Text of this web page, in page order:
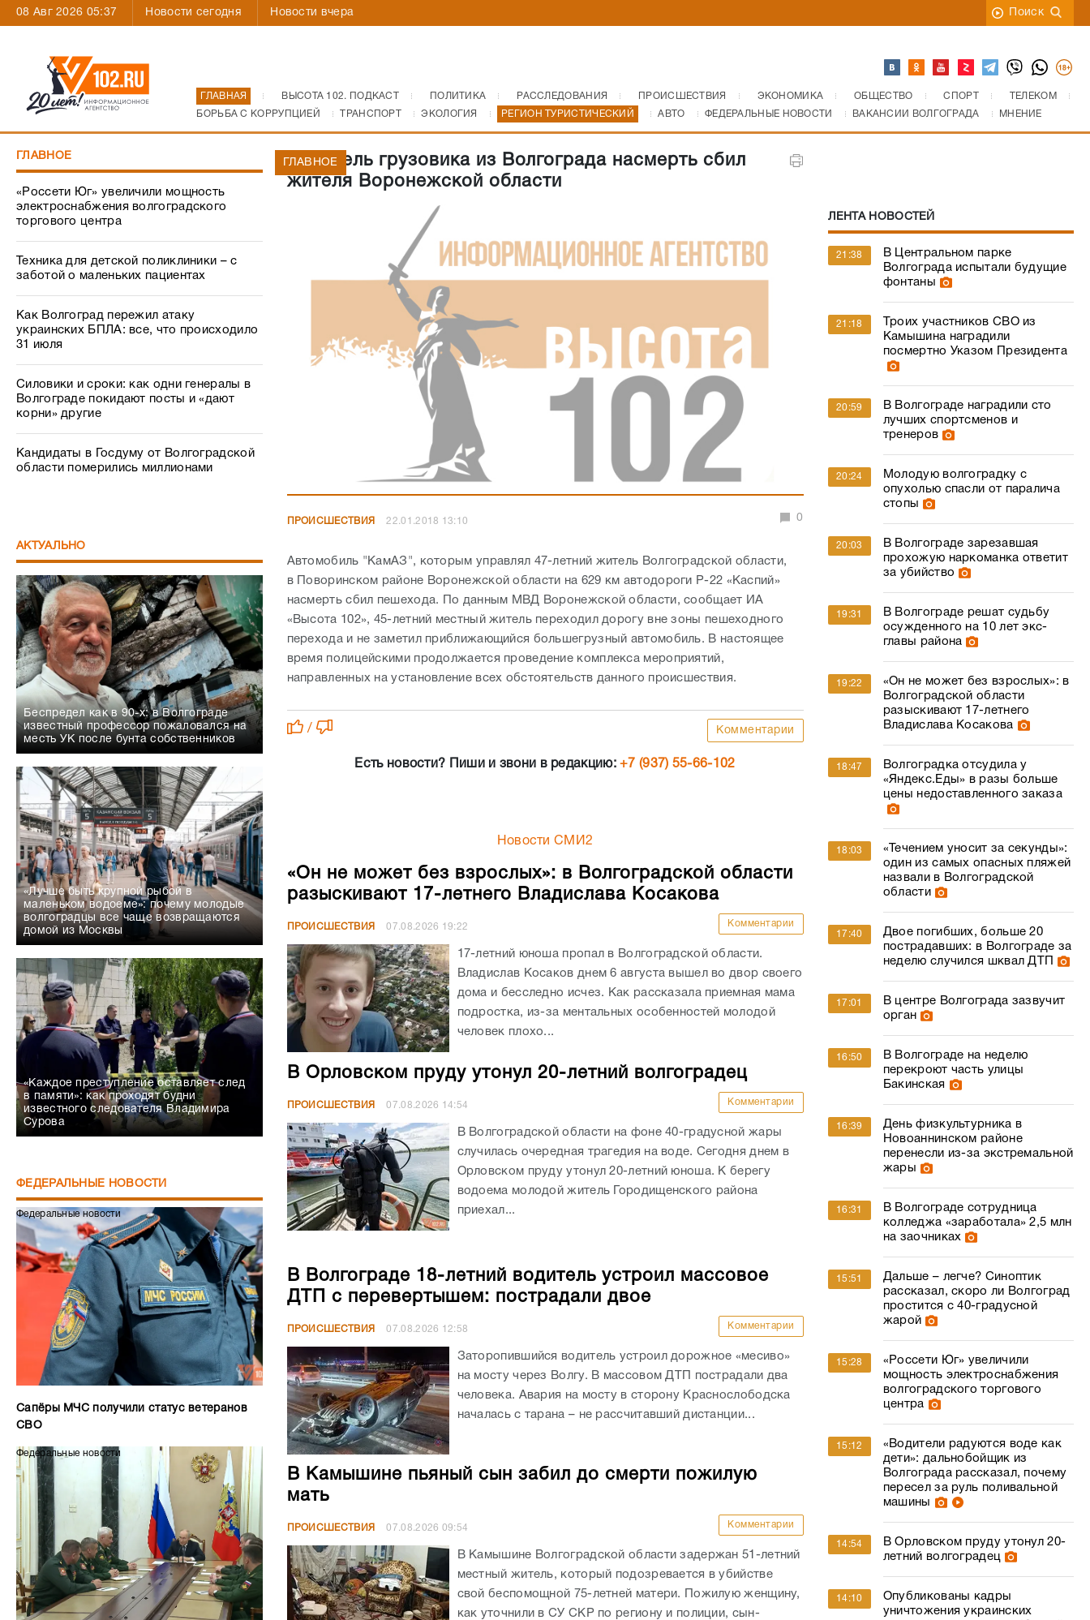
08 Авг 2026 05:37 Новости сегодня Новости вчера Поиск
ГЛАВНАЯ ВЫСОТА 102. ПОДКАСТ ПОЛИТИКА РАССЛЕДОВАНИЯ ПРОИСШЕСТВИЯ ЭКОНОМИКА ОБЩЕСТВО СПОРТ
ТЕЛЕКОМ
БОРЬБА С КОРРУПЦИЕЙ
ТРАНСПОРТ ЭКОЛОГИЯ РЕГИОН ТУРИСТИЧЕСКИЙ АВТО ФЕДЕРАЛЬНЫЕ НОВОСТИ ВАКАНСИИ ВОЛГОГРАДА МНЕНИЕ
ГЛАВНОЕ
«Россети Юг» увеличили мощность
электроснабжения волгоградского
торгового центра
Техника для детской поликлиники – с
заботой о маленьких пациентах
Как Волгоград пережил атаку
украинских БПЛА: все, что происходило
31 июля
Силовики и сроки: как одни генералы в
Волгограде покидают посты и «дают
корни» другие
Кандидаты в Госдуму от Волгоградской
области померились миллионами
АКТУАЛЬНО
Беспредел как в 90-х: в Волгограде
известный профессор пожаловался на
месть УК после бунта собственников
«Лучше быть крупной рыбой в
маленьком водоеме»: почему молодые
волгоградцы все чаще возвращаются
домой из Москвы
«Каждое преступление оставляет след
в памяти»: как проходят будни
известного следователя Владимира
Сурова
ФЕДЕРАЛЬНЫЕ НОВОСТИ
Федеральные новости
Сапёры МЧС получили статус ветеранов
СВО
Федеральные новости
Водитель грузовика из Волгограда насмерть сбил
жителя Воронежской области
ГЛАВНОЕ
ПРОИСШЕСТВИЯ 22.01.2018 13:10 0
Автомобиль "КамАЗ", которым управлял 47-летний житель Волгоградской области,
в Поворинском районе Воронежской области на 629 км автодороги Р-22 «Каспий»
насмерть сбил пешехода. По данным МВД Воронежской области, сообщает ИА
«Высота 102», 45-летний местный житель переходил дорогу вне зоны пешеходного
перехода и не заметил приближающийся большегрузный автомобиль. В настоящее
время полицейскими продолжается проведение комплекса мероприятий,
направленных на установление всех обстоятельств данного происшествия.
/ Комментарии
Есть новости? Пиши и звони в редакцию:+7 (937) 55-66-102
Новости СМИ2
«Он не может без взрослых»: в Волгоградской области
разыскивают 17-летнего Владислава Косакова
ПРОИСШЕСТВИЯ 07.08.2026 19:22 Комментарии
17-летний юноша пропал в Волгоградской области.
Владислав Косаков днем 6 августа вышел во двор своего
дома и бесследно исчез. Как рассказала приемная мама
подростка, из-за ментальных особенностей молодой
человек плохо...
В Орловском пруду утонул 20-летний волгоградец
ПРОИСШЕСТВИЯ 07.08.2026 14:54 Комментарии
В Волгоградской области на фоне 40-градусной жары
случилась очередная трагедия на воде. Сегодня днем в
Орловском пруду утонул 20-летний юноша. К берегу
водоема молодой житель Городищенского района
приехал...
В Волгограде 18-летний водитель устроил массовое
ДТП с перевертышем: пострадали двое
ПРОИСШЕСТВИЯ 07.08.2026 12:58 Комментарии
Заторопившийся водитель устроил дорожное «месиво»
на мосту через Волгу. В массовом ДТП пострадали два
человека. Авария на мосту в сторону Краснослободска
началась с тарана – не рассчитавший дистанции...
В Камышине пьяный сын забил до смерти пожилую
мать
ПРОИСШЕСТВИЯ 07.08.2026 09:54 Комментарии
В Камышине Волгоградской области задержан 51-летний
местный житель, который подозревается в убийстве
свой беспомощной 75-летней матери. Пожилую женщину,
как уточнили в СУ СКР по региону и полиции, сын-
ЛЕНТА НОВОСТЕЙ
21:38
В Центральном парке
Волгограда испытали будущие
фонтаны
21:18
Троих участников СВО из
Камышина наградили
посмертно Указом Президента
20:59
В Волгограде наградили сто
лучших спортсменов и
тренеров
20:24
Молодую волгоградку с
опухолью спасли от паралича
стопы
20:03
В Волгограде зарезавшая
прохожую наркоманка ответит
за убийство
19:31
В Волгограде решат судьбу
осужденного на 10 лет экс-
главы района
19:22
«Он не может без взрослых»: в
Волгоградской области
разыскивают 17-летнего
Владислава Косакова
18:47
Волгоградка отсудила у
«Яндекс.Еды» в разы больше
цены недоставленного заказа
18:03
«Течением уносит за секунды»:
один из самых опасных пляжей
назвали в Волгоградской
области
17:40
Двое погибших, больше 20
пострадавших: в Волгограде за
неделю случился шквал ДТП
17:01
В центре Волгограда зазвучит
орган
16:50
В Волгограде на неделю
перекроют часть улицы
Бакинская
16:39
День физкультурника в
Новоаннинском районе
перенесли из-за экстремальной
жары
16:31
В Волгограде сотрудница
колледжа «заработала» 2,5 млн
на заочниках
15:51
Дальше – легче? Синоптик
рассказал, скоро ли Волгоград
простится с 40-градусной
жарой
15:28
«Россети Юг» увеличили
мощность электроснабжения
волгоградского торгового
центра
15:12
«Водители радуются воде как
дети»: дальнобойщик из
Волгограда рассказал, почему
пересел за руль поливальной
машины
14:54
В Орловском пруду утонул 20-
летний волгоградец
14:10
Опубликованы кадры
уничтожения украинских